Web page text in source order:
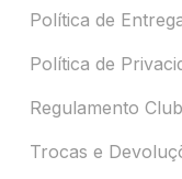
Política de
Política de
Regulamento
Trocas e